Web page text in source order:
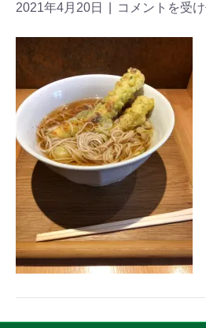
2021年4月20日 コメントを受